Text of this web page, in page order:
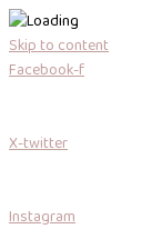
Skip to content
Facebook-f
X-twitter
Instagram